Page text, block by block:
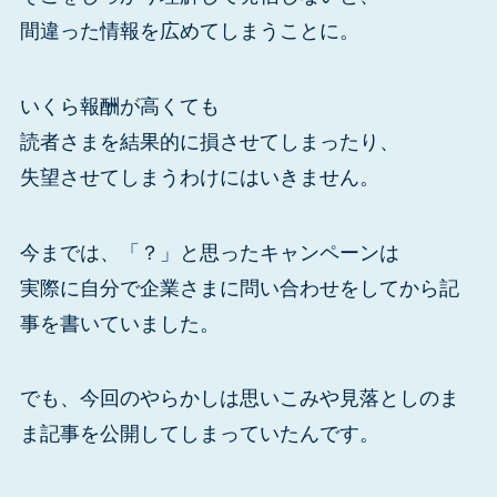
間違った情報を広めてしまうことに。
いくら報酬が高くても
読者さまを結果的に損させてしまったり、
失望させてしまうわけにはいきません。
今までは、「？」と思ったキャンペーンは
実際に自分で企業さまに問い合わせをしてから記
事を書いていました。
でも、今回のやらかしは思いこみや見落としのま
ま記事を公開してしまっていたんです。